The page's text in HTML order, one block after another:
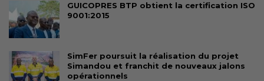
GUICOPRES BTP obtient la certification ISO
9001:2015
SimFer poursuit la réalisation du projet
Simandou et franchit de nouveaux jalons
opérationnels